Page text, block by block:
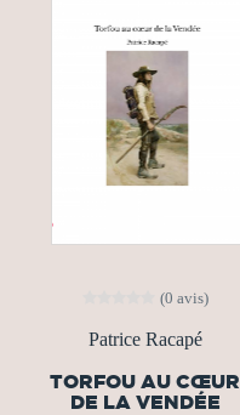
(0 avis)
Patrice Racapé
TORFOU AU CŒUR
DE LA VENDÉE